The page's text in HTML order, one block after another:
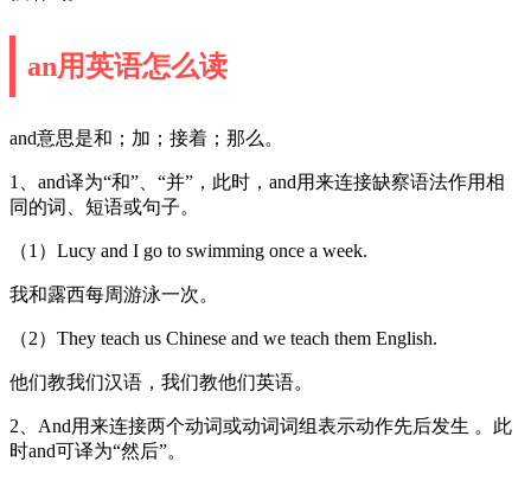
an用英语怎么读
and意思是和；加；接着；那么。
1、and译为“和”、“并”，此时，and用来连接缺察语法作用相
同的词、短语或句子。
（1）Lucy and I go to swimming once a week.
我和露西每周游泳一次。
（2）They teach us Chinese and we teach them English.
他们教我们汉语，我们教他们英语。
2、And用来连接两个动词或动词词组表示动作先后发生 。此
时and可译为“然后”。